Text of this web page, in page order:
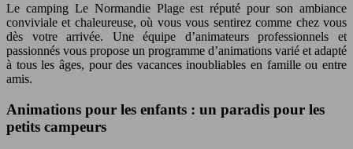
Le camping Le Normandie Plage est réputé pour son ambiance
conviviale et chaleureuse, où vous vous sentirez comme chez vous
dès votre arrivée. Une équipe d’animateurs professionnels et
passionnés vous propose un programme d’animations varié et adapté
à tous les âges, pour des vacances inoubliables en famille ou entre
amis.
Animations pour les enfants : un paradis pour les
petits campeurs